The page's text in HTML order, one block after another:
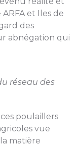
et Iles de
des
abnégation qui
réseau des
poulaillers
vue
matière